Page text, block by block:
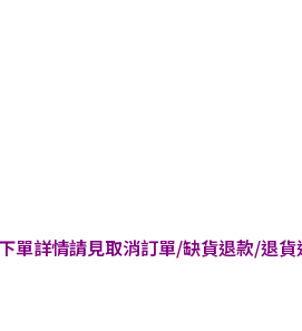
下單詳情請見取消訂單/缺貨退款/退貨